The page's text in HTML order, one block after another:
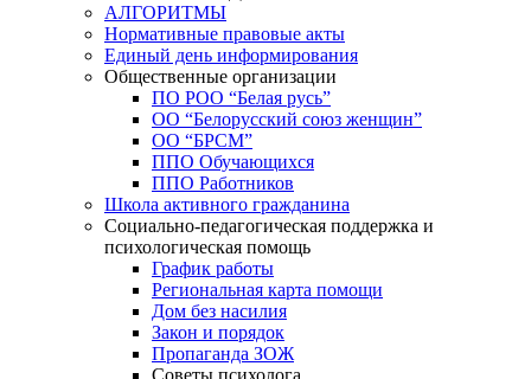
АЛГОРИТМЫ
Нормативные правовые акты
Единый день информирования
Общественные организации
ПО РОО “Белая русь”
ОО “Белорусский союз женщин”
ОО “БРСМ”
ППО Обучающихся
ППО Работников
Школа активного гражданина
Социально-педагогическая поддержка и
психологическая помощь
График работы
Региональная карта помощи
Дом без насилия
Закон и порядок
Пропаганда ЗОЖ
Советы психолога